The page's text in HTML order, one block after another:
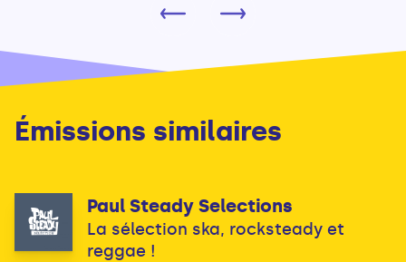
Émissions similaires
Paul Steady Selections
La sélection ska, rocksteady et
reggae !